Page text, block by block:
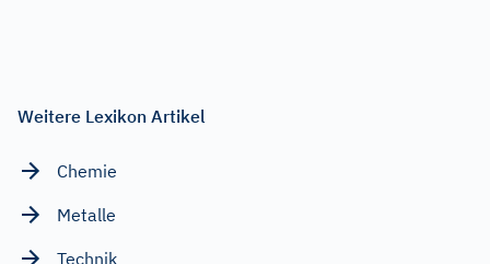
Weitere Lexikon Artikel
Chemie
Metalle
Technik